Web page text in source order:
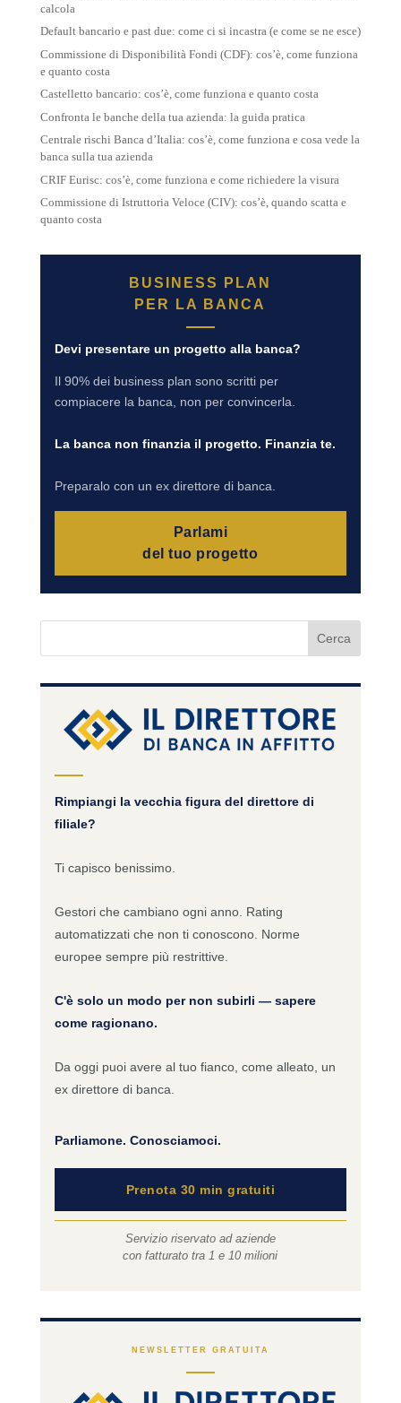
calcola
Default bancario e past due: come ci si incastra (e come se ne esce)
Commissione di Disponibilità Fondi (CDF): cos’è, come funziona
e quanto costa
Castelletto bancario: cos’è, come funziona e quanto costa
Confronta le banche della tua azienda: la guida pratica
Centrale rischi Banca d’Italia: cos’è, come funziona e cosa vede la
banca sulla tua azienda
CRIF Eurisc: cos’è, come funziona e come richiedere la visura
Commissione di Istruttoria Veloce (CIV): cos’è, quando scatta e
quanto costa
BUSINESS PLAN
PER LA BANCA
Devi presentare un progetto alla banca?
Il 90% dei business plan sono scritti per
compiacere la banca, non per convincerla.
La banca non finanzia il progetto. Finanzia te.
Preparalo con un ex direttore di banca.
Parlami
del tuo progetto
Rimpiangi la vecchia figura del direttore di
filiale?
Ti capisco benissimo.
Gestori che cambiano ogni anno. Rating
automatizzati che non ti conoscono. Norme
europee sempre più restrittive.
C'è solo un modo per non subirli — sapere
come ragionano.
Da oggi puoi avere al tuo fianco, come alleato, un
ex direttore di banca.
Parliamone. Conosciamoci.
Prenota 30 min gratuiti
Servizio riservato ad aziende
con fatturato tra 1 e 10 milioni
NEWSLETTER GRATUITA